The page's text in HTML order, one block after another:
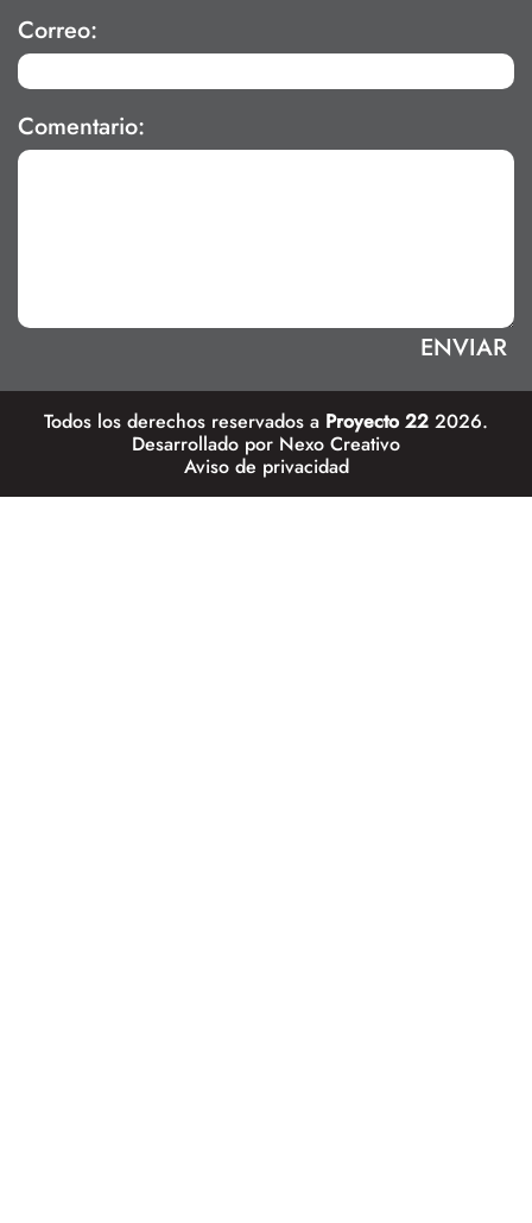
Correo:
Comentario:
Todos los derechos reservados a Proyecto 22 2026.
Desarrollado por Nexo Creativo
Aviso de privacidad